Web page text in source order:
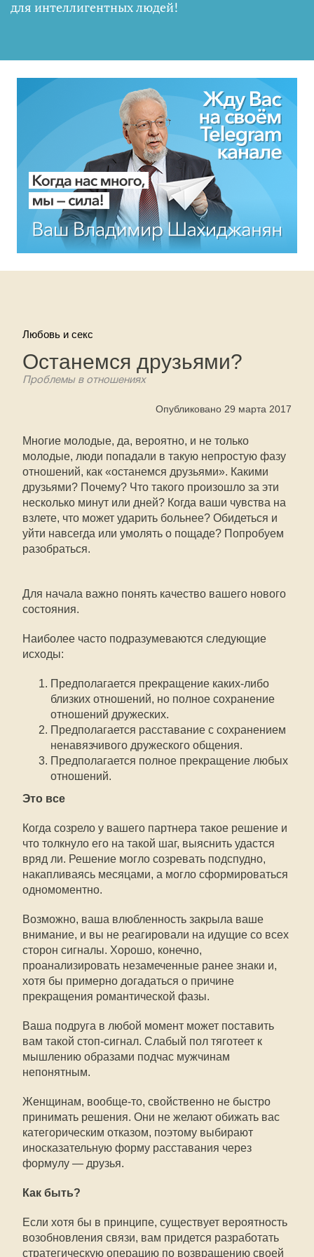
для интеллигентных людей!
Любовь и секс
Останемся друзьями?
Проблемы в отношениях
Опубликовано 29 марта 2017
Многие молодые, да, вероятно, и не только
молодые, люди попадали в такую непростую фазу
отношений, как «останемся друзьями». Какими
друзьями? Почему? Что такого произошло за эти
несколько минут или дней? Когда ваши чувства на
взлете, что может ударить больнее? Обидеться и
уйти навсегда или умолять о пощаде? Попробуем
разобраться.
Для начала важно понять качество вашего нового
состояния.
Наиболее часто подразумеваются следующие
исходы:
Предполагается прекращение каких-либо
близких отношений, но полное сохранение
отношений дружеских.
Предполагается расставание с сохранением
ненавязчивого дружеского общения.
Предполагается полное прекращение любых
отношений.
Это все
Когда созрело у вашего партнера такое решение и
что толкнуло его на такой шаг, выяснить удастся
вряд ли. Решение могло созревать подспудно,
накапливаясь месяцами, а могло сформироваться
одномоментно.
Возможно, ваша влюбленность закрыла ваше
внимание, и вы не реагировали на идущие со всех
сторон сигналы. Хорошо, конечно,
проанализировать незамеченные ранее знаки и,
хотя бы примерно догадаться о причине
прекращения романтической фазы.
Ваша подруга в любой момент может поставить
вам такой стоп-сигнал. Слабый пол тяготеет к
мышлению образами подчас мужчинам
непонятным.
Женщинам, вообще-то, свойственно не быстро
принимать решения. Они не желают обижать вас
категорическим отказом, поэтому выбирают
иносказательную форму расставания через
формулу — друзья.
Как быть?
Если хотя бы в принципе, существует вероятность
возобновления связи, вам придется разработать
стратегическую операцию по возвращению своей